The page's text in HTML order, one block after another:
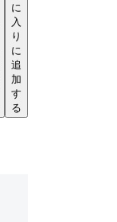
に
入
り
に
追
加
す
る